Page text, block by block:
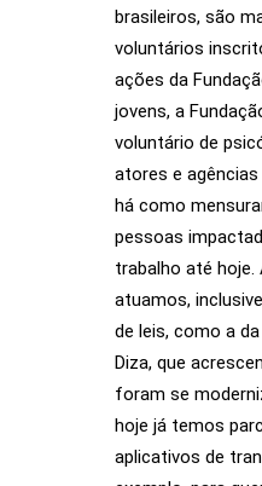
brasileiros, são
voluntários
ações da
jovens, a
voluntário de
atores e agências
há como
pessoas
trabalho até hoje.
atuamos,
de leis, como a
Diza, que
foram se
hoje já temos
aplicativos de